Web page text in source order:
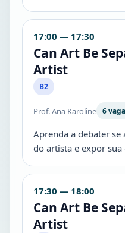
17:00 — 17:30
Can Art Be
Artist
B2
Prof. Ana Karoline 6
Aprenda a debater se
do artista e expor
17:30 — 18:00
Can Art Be
Artist